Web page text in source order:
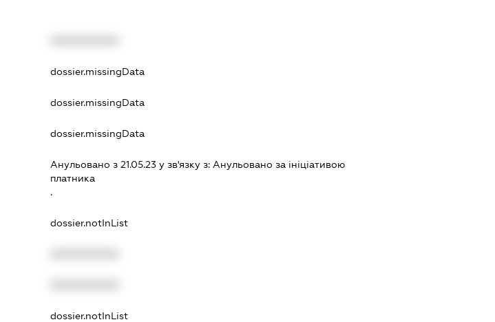
dossier.missingData
dossier.missingData
dossier.missingData
Анульовано з 21.05.23 у зв'язку з: Анульовано за iнiцiативою
платника
.
dossier.notInList
dossier.notInList